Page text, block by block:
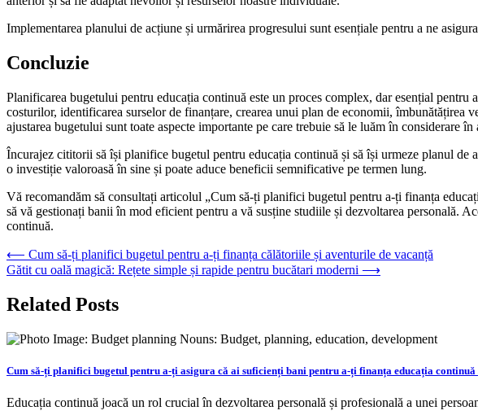
Implementarea planului de acțiune și urmărirea progresului sunt esențiale pentru a ne
Concluzie
Planificarea bugetului pentru educația continuă este un proces complex, dar esențial
costurilor, identificarea surselor de finanțare, crearea unui plan de economii,
ajustarea bugetului sunt toate aspecte importante pe care trebuie să le luăm în considerare în
Încurajez cititorii să își planifice bugetul pentru educația continuă și să își urmeze planul de
o investiție valoroasă în sine și poate aduce beneficii semnificative pe termen lung.
Vă recomandăm să consultați articolul „Cum să-ți planifici bugetul pentru a-ți finanța
să vă gestionați banii în mod eficient pentru a vă susține studiile și dezvoltarea personală.
continuă.
Navigare
în
articole
⟵ Cum să-ți planifici bugetul pentru a-ți finanța călătoriile și aventurile de vacanță
Gătit cu oală magică: Rețete simple și rapide pentru bucătari moderni ⟶
Related Posts
Cum să-ți planifici bugetul pentru a-ți asigura că ai suficienți bani pentru a-ți finanța educația continuă
Educația continuă joacă un rol crucial în dezvoltarea personală și profesională a unei